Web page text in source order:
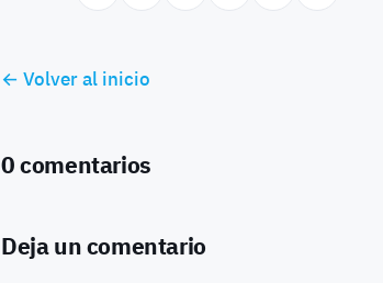
← Volver al inicio
0 comentarios
Deja un comentario